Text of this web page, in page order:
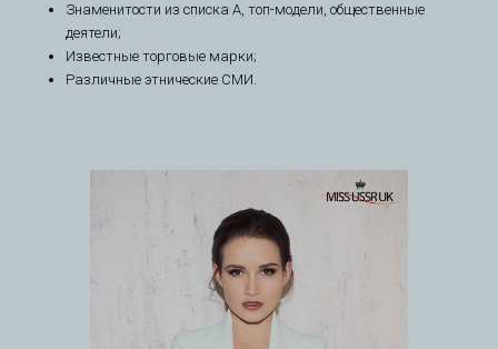
Знаменитости из списка А, топ-модели, общественные
деятели;
Известные торговые марки;
Различные этнические СМИ.